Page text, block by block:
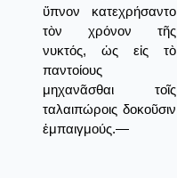
ὕπνον κατεχρήσαντο
τὸν χρόνον τῆς
νυκτός, ὡς εἰς τὸ
παντοίους
μηχανᾶσθαι τοῖς
ταλαιπώροις δοκοῦσιν
ἐμπαιγμούς.—